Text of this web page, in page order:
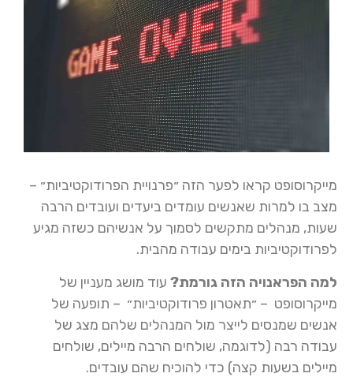
מייקרוסופט קראו לפער הזה ״פרנויית הפרודוקטיביות״ –
מצב בו למרות שאנשים עומדים ביעדים ועובדים הרבה
שעות, מנהלים מתקשים לסמוך על אנשיהם כשזה מגיע
לפרודוקטיביות בימים עבודה מהבית.
למה הפראנויה הזה גורמת? עוד מושג מעניין של
מייקרוסופט – ״תאטרון פרודוקטיביות״ – תופעה של
אנשים שמנסים לייצר מול המנהלים שלהם מצג של
עבודה רבה (לדוגמה, שולחים הרבה מיילים, שולחים
מיילים בשעות קצה) כדי להוכיח שהם עובדים.